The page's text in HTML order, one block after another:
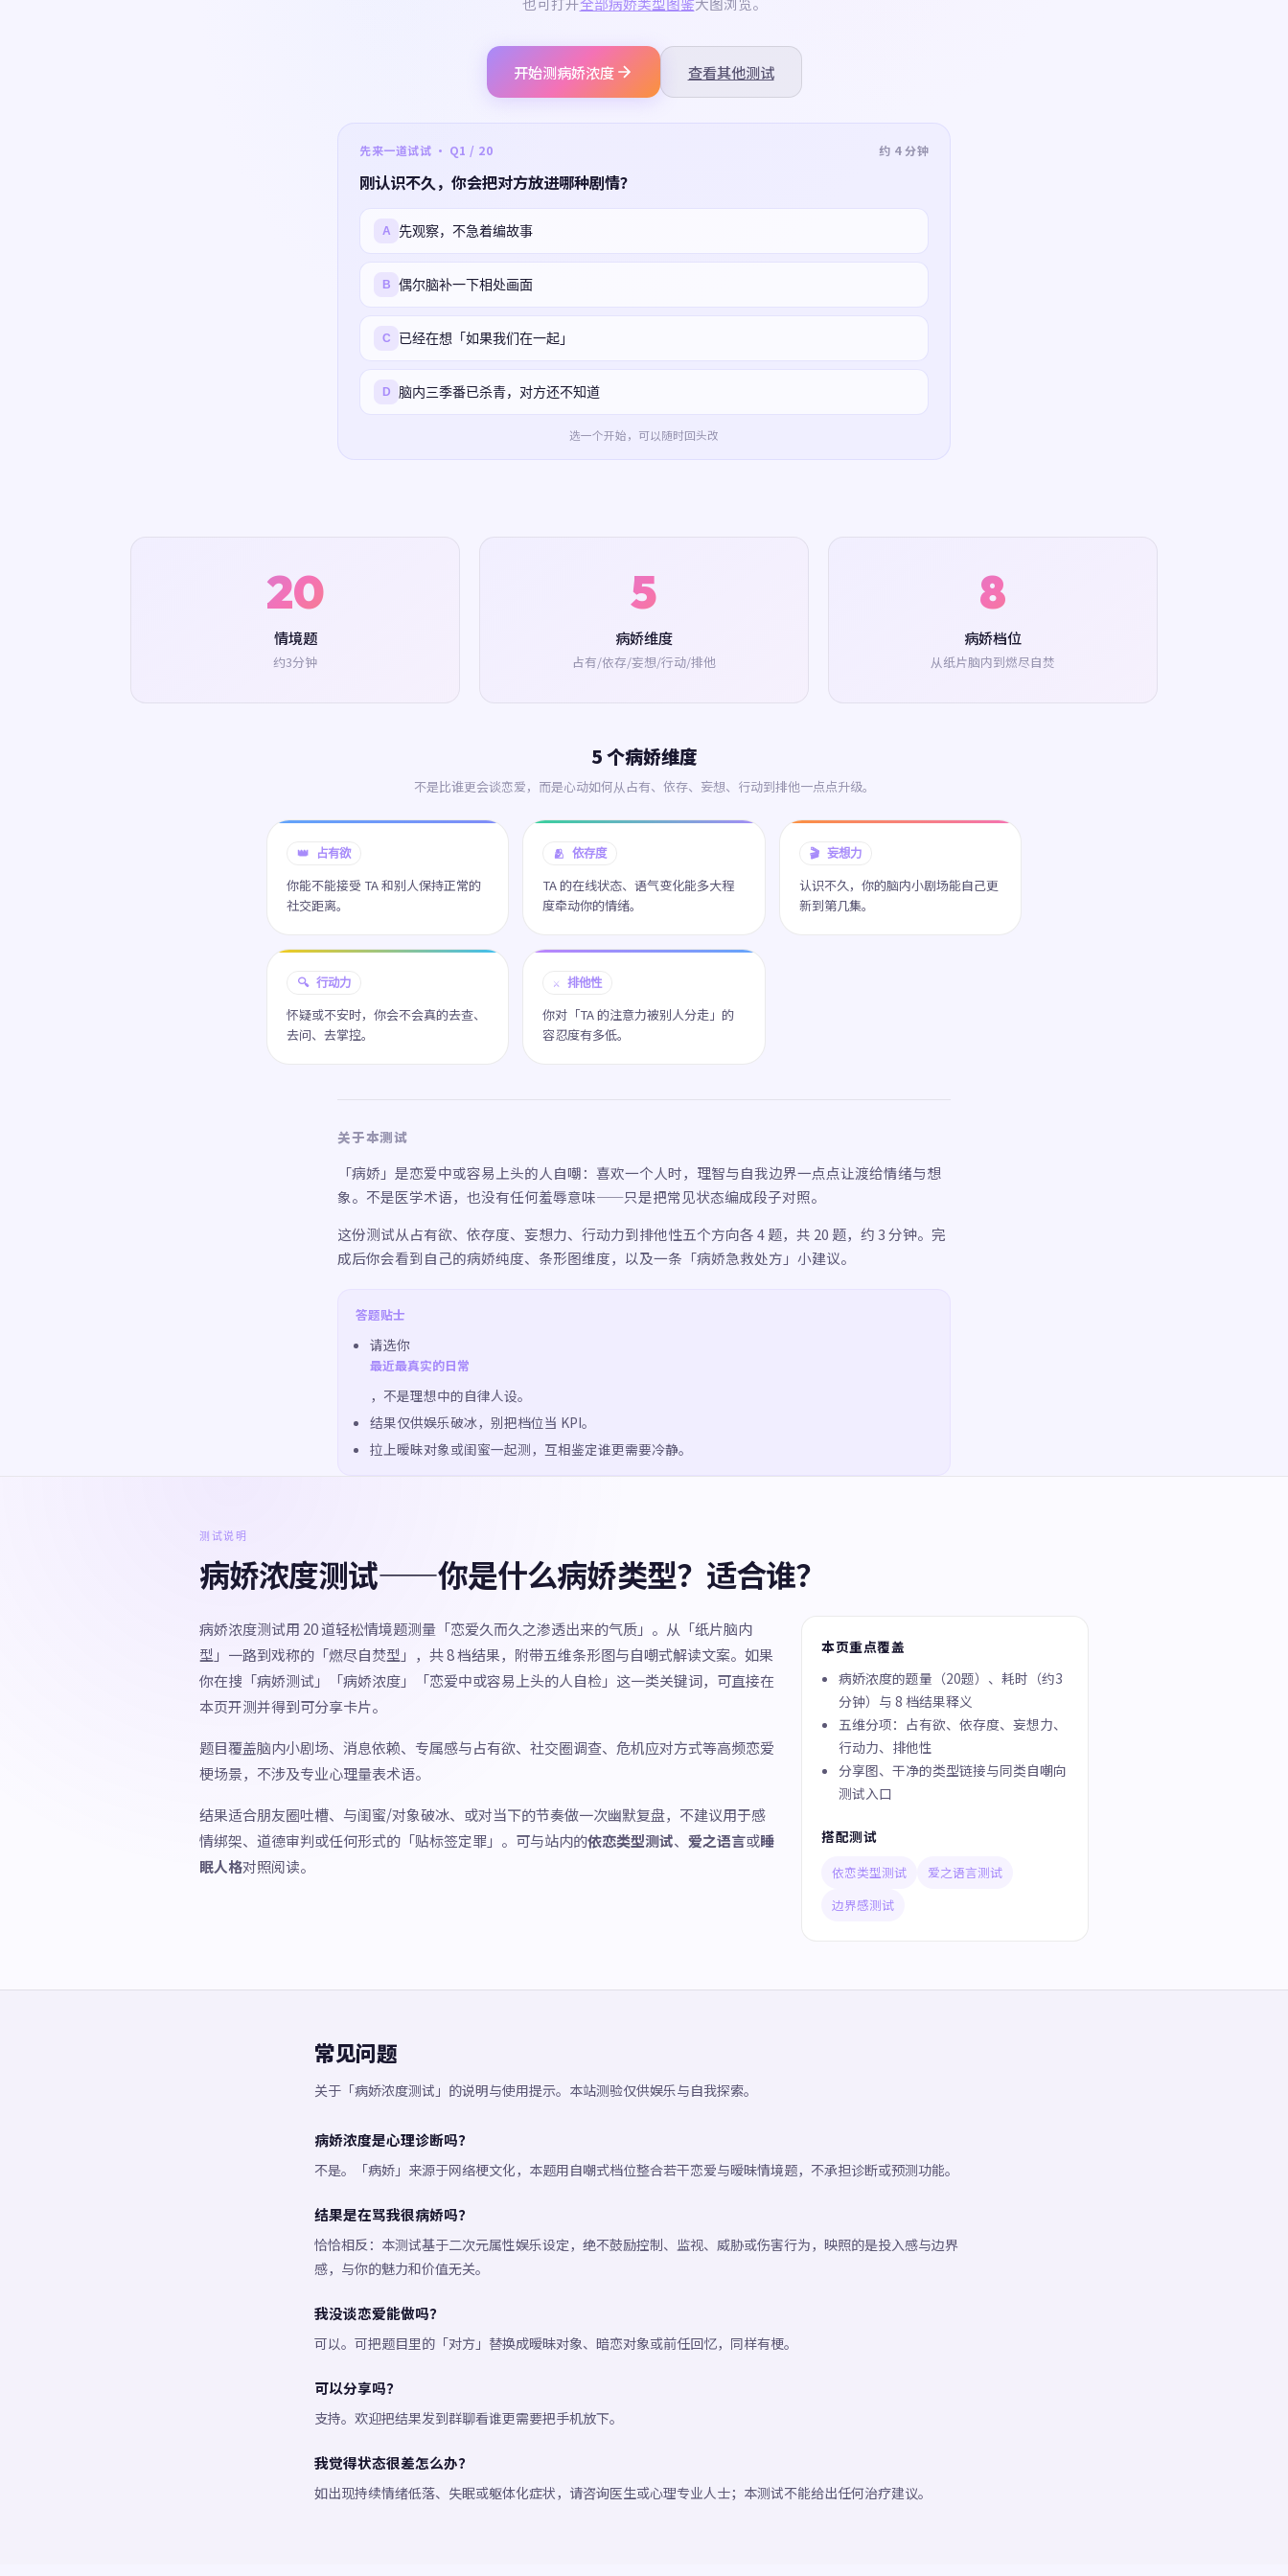
开始测病娇浓度 查看其他测试
先来一道试试 · Q1 / 20 约 4 分钟
刚认识不久，你会把对方放进哪种剧情？
A 先观察，不急着编故事
B 偶尔脑补一下相处画面
C 已经在想「如果我们在一起」
D 脑内三季番已杀青，对方还不知道
选一个开始，可以随时回头改
20
情境题
约3分钟
5
病娇维度
占有/依存/妄想/行动/排他
8
病娇档位
从纸片脑内到燃尽自焚
5 个病娇维度
不是比谁更会谈恋爱，而是心动如何从占有、依存、妄想、行动到排他一点点升级。
👑 占有欲
你能不能接受 TA 和别人保持正常的
社交距离。
🫂 依存度
TA 的在线状态、语气变化能多大程
度牵动你的情绪。
🎬 妄想力
认识不久，你的脑内小剧场能自己更
新到第几集。
🔍 行动力
怀疑或不安时，你会不会真的去查、
去问、去掌控。
⚔️ 排他性
你对「TA 的注意力被别人分走」的
容忍度有多低。
关于本测试
「病娇」是恋爱中或容易上头的人自嘲：喜欢一个人时，理智与自我边界一点点让渡给情绪与想
象。不是医学术语，也没有任何羞辱意味——只是把常见状态编成段子对照。
这份测试从占有欲、依存度、妄想力、行动力到排他性五个方向各 4 题，共 20 题，约 3 分钟。完
成后你会看到自己的病娇纯度、条形图维度，以及一条「病娇急救处方」小建议。
答题贴士
请选你
最近最真实的日常
，不是理想中的自律人设。
结果仅供娱乐破冰，别把档位当 KPI。
拉上暧昧对象或闺蜜一起测，互相鉴定谁更需要冷静。
测试说明
病娇浓度测试——你是什么病娇类型？适合谁？
病娇浓度测试用 20 道轻松情境题测量「恋爱久而久之渗透出来的气质」。从「纸片脑内
型」一路到戏称的「燃尽自焚型」，共 8 档结果，附带五维条形图与自嘲式解读文案。如果
你在搜「病娇测试」「病娇浓度」「恋爱中或容易上头的人自检」这一类关键词，可直接在
本页开测并得到可分享卡片。
题目覆盖脑内小剧场、消息依赖、专属感与占有欲、社交圈调查、危机应对方式等高频恋爱
梗场景，不涉及专业心理量表术语。
结果适合朋友圈吐槽、与闺蜜/对象破冰、或对当下的节奏做一次幽默复盘，不建议用于感
情绑架、道德审判或任何形式的「贴标签定罪」。可与站内的依恋类型测试、 爱之语言或睡
眠人格对照阅读。
本页重点覆盖
病娇浓度的题量（20题）、耗时（约3
分钟）与 8 档结果释义
五维分项：占有欲、依存度、妄想力、
行动力、排他性
分享图、干净的类型链接与同类自嘲向
测试入口
搭配测试
依恋类型测试
爱之语言测试
边界感测试
常见问题
关于「病娇浓度测试」的说明与使用提示。本站测验仅供娱乐与自我探索。
病娇浓度是心理诊断吗？
不是。「病娇」来源于网络梗文化，本题用自嘲式档位整合若干恋爱与暧昧情境题，不承担诊断或预测功能。
结果是在骂我很病娇吗？
恰恰相反：本测试基于二次元属性娱乐设定，绝不鼓励控制、监视、威胁或伤害行为，映照的是投入感与边界
感，与你的魅力和价值无关。
我没谈恋爱能做吗？
可以。可把题目里的「对方」替换成暧昧对象、暗恋对象或前任回忆，同样有梗。
可以分享吗？
支持。欢迎把结果发到群聊看谁更需要把手机放下。
我觉得状态很差怎么办？
如出现持续情绪低落、失眠或躯体化症状，请咨询医生或心理专业人士；本测试不能给出任何治疗建议。